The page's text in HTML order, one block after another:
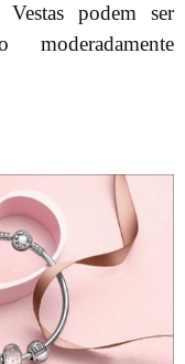
podem ser
moderadamente